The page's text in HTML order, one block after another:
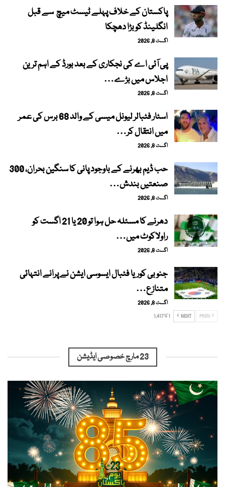
پاکستان کے خلاف پہلے ٹیسٹ میچ سے قبل
انگلینڈ کو بڑا دھچکا
اگست 8, 2026
پی آئی اے کی نجکاری کے بعد بورڈ کے اہم ترین
اجلاس میں بڑے…
اگست 8, 2026
اسٹار فٹبالر لیونل میسی کے والد 68 برس کی عمر
میں انتقال کر…
اگست 8, 2026
حب ڈیم بھرنے کے باوجود پانی کا سنگین بحران، 300
صنعتیں بندش…
اگست 8, 2026
دھرنے کا مسئلہ حل ہوا تو 20 یا 21 اگست کو
راولاکوٹ میں…
اگست 8, 2026
جنوبی کوریا فٹبال ایسوسی ایشن نے پرانے انتہائی
متنازع…
اگست 8, 2026
NEXT 1 کا 1,417
23 مارچ خصوصی ایڈیشن